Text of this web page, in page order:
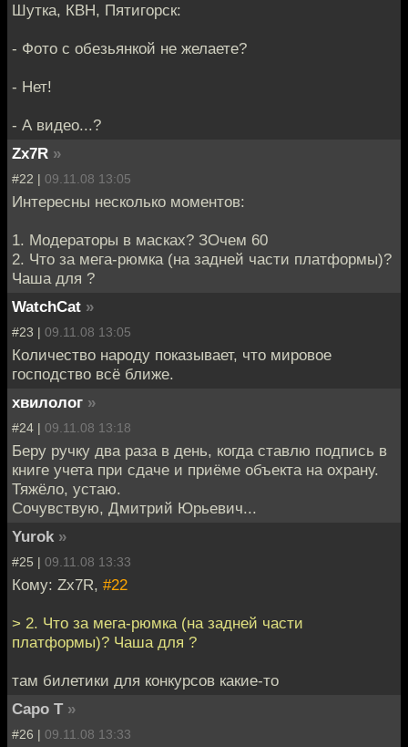
Шутка, КВН, Пятигорск:
- Фото с обезьянкой не желаете?
- Нет!
- А видео...?
Zx7R »
#22 | 09.11.08 13:05
Интересны несколько моментов:
1. Модераторы в масках? ЗОчем 60
2. Что за мега-рюмка (на задней части платформы)?
Чаша для ?
WatchCat »
#23 | 09.11.08 13:05
Количество народу показывает, что мировое
господство всё ближе.
хвилолог »
#24 | 09.11.08 13:18
Беру ручку два раза в день, когда ставлю подпись в
книге учета при сдаче и приёме объекта на охрану.
Тяжёло, устаю.
Сочувствую, Дмитрий Юрьевич...
Yurok »
#25 | 09.11.08 13:33
Кому: Zx7R, #22
> 2. Что за мега-рюмка (на задней части
платформы)? Чаша для ?
там билетики для конкурсов какие-то
Capo T »
#26 | 09.11.08 13:33